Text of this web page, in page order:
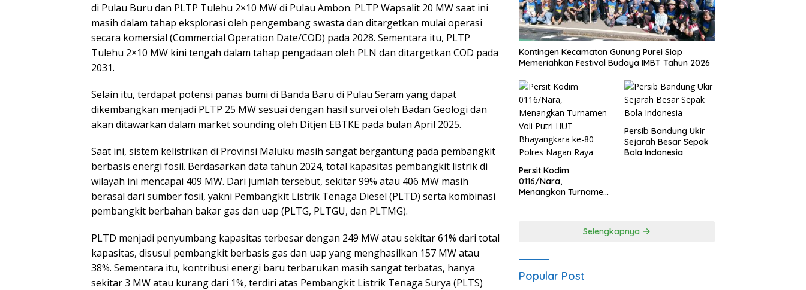
di Pulau Buru dan PLTP Tulehu 2×10 MW di Pulau Ambon. PLTP Wapsalit 20 MW saat ini
masih dalam tahap eksplorasi oleh pengembang swasta dan ditargetkan mulai operasi
secara komersial (Commercial Operation Date/COD) pada 2028. Sementara itu, PLTP
Tulehu 2×10 MW kini tengah dalam tahap pengadaan oleh PLN dan ditargetkan COD pada
2031.
Selain itu, terdapat potensi panas bumi di Banda Baru di Pulau Seram yang dapat
dikembangkan menjadi PLTP 25 MW sesuai dengan hasil survei oleh Badan Geologi dan
akan ditawarkan dalam market sounding oleh Ditjen EBTKE pada bulan April 2025.
Saat ini, sistem kelistrikan di Provinsi Maluku masih sangat bergantung pada pembangkit
berbasis energi fosil. Berdasarkan data tahun 2024, total kapasitas pembangkit listrik di
wilayah ini mencapai 409 MW. Dari jumlah tersebut, sekitar 99% atau 406 MW masih
berasal dari sumber fosil, yakni Pembangkit Listrik Tenaga Diesel (PLTD) serta kombinasi
pembangkit berbahan bakar gas dan uap (PLTG, PLTGU, dan PLTMG).
PLTD menjadi penyumbang kapasitas terbesar dengan 249 MW atau sekitar 61% dari total
kapasitas, disusul pembangkit berbasis gas dan uap yang menghasilkan 157 MW atau
38%. Sementara itu, kontribusi energi baru terbarukan masih sangat terbatas, hanya
sekitar 3 MW atau kurang dari 1%, terdiri atas Pembangkit Listrik Tenaga Surya (PLTS)
Kontingen Kecamatan Gunung Purei Siap
Memeriahkan Festival Budaya IMBT Tahun 2026
Persit Kodim
0116/Nara,
Menangkan Turnamen
Persib Bandung Ukir
Sejarah Besar Sepak
Bola Indonesia
Selengkapnya
Popular Post